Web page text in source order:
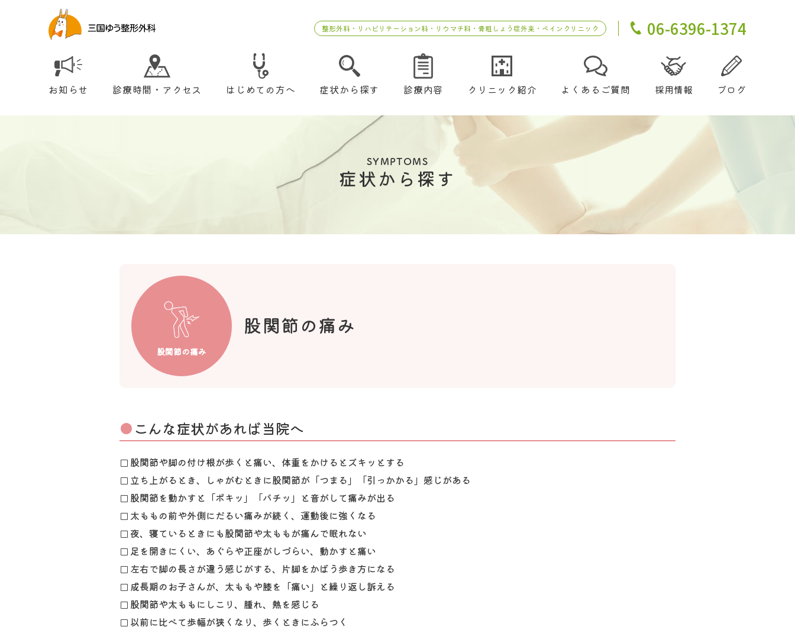
整形外科・リハビリテーション科・リウマチ科・骨粗しょう症外来・ペインクリニック 06-6396-1374
お知らせ 診療時間・アクセス はじめての方へ 症状から探す 診療内容 クリニック紹介 よくあるご質問 採用情報 ブログ
SYMPTOMS
症状から探す
股関節の痛み
股関節の痛み
こんな症状があれば当院へ
股関節や脚の付け根が歩くと痛い、体重をかけるとズキッとする
立ち上がるとき、しゃがむときに股関節が「つまる」「引っかかる」感じがある
股関節を動かすと「ポキッ」「パチッ」と音がして痛みが出る
太ももの前や外側にだるい痛みが続く、運動後に強くなる
夜、寝ているときにも股関節や太ももが痛んで眠れない
足を開きにくい、あぐらや正座がしづらい、動かすと痛い
左右で脚の長さが違う感じがする、片脚をかばう歩き方になる
成長期のお子さんが、太ももや膝を「痛い」と繰り返し訴える
股関節や太ももにしこり、腫れ、熱を感じる
以前に比べて歩幅が狭くなり、歩くときにふらつく